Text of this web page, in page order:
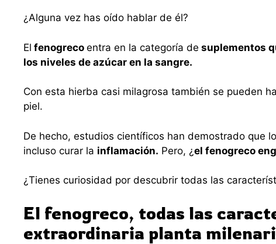
¿Alguna vez has oído hablar de él?
El fenogreco entra en la categoría de suplementos
los niveles de azúcar en la sangre.
Con esta hierba casi milagrosa también se pueden
piel.
De hecho, estudios científicos han demostrado que
incluso curar la inflamación. Pero, ¿el fenogreco
¿Tienes curiosidad por descubrir todas las
El fenogreco, todas las
extraordinaria planta